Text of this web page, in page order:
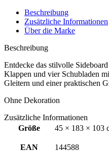
Beschreibung
Zusätzliche Informationen
Über die Marke
Beschreibung
Entdecke das stilvolle
Klappen und vier Schubladen
Gleitern und einer praktischen
Ohne Dekoration
Zusätzliche Informationen
Größe
45 × 183 × 103
EAN 144588